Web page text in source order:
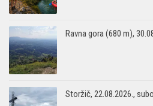
Ravna gora (680 m),
Storžič, 22.08.2026.,